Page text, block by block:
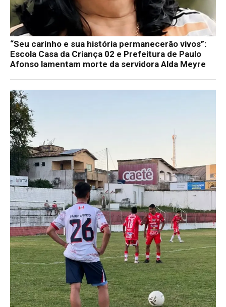
“Seu carinho e sua história permanecerão vivos”:
Escola Casa da Criança 02 e Prefeitura de Paulo
Afonso lamentam morte da servidora Alda Meyre